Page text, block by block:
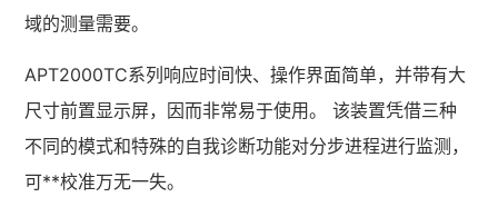
域的测量需要。
APT2000TC系列响应时间快、操作界面简单，并带有大
尺寸前置显示屏，因而非常易于使用。 该装置凭借三种
不同的模式和特殊的自我诊断功能对分步进程进行监测，
可**校准万无一失。